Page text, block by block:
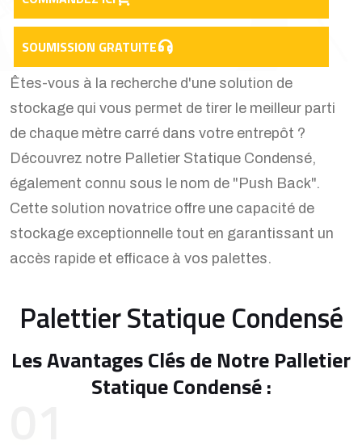
SOUMISSION GRATUITE
Êtes-vous à la recherche d'une solution de
stockage qui vous permet de tirer le meilleur parti
de chaque mètre carré dans votre entrepôt ?
Découvrez notre Palletier Statique Condensé,
également connu sous le nom de "Push Back".
Cette solution novatrice offre une capacité de
stockage exceptionnelle tout en garantissant un
accès rapide et efficace à vos palettes.
Palettier Statique Condensé
Les Avantages Clés de Notre Palletier
Statique Condensé :